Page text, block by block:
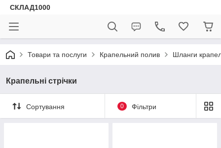
СКЛАД1000
Товари та послуги Крапельний полив Шланги
Крапельні стрічки
Сортування 0 Фільтри